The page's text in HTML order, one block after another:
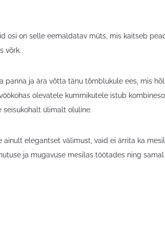
osi on selle eemaldatav müts, mis kaitseb
võrk.
panna ja ära võtta tänu tõmblukule ees, mis
olevatele kummikutele istub
seisukohalt ülimalt oluline.
ainult elegantset välimust, vaid ei ärrita ka
ja mugavuse mesilas töötades ning